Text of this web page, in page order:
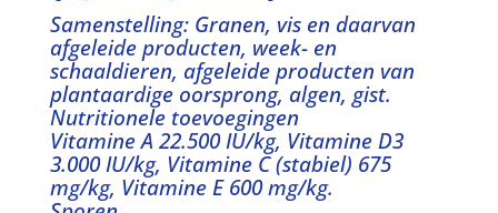
Samenstelling: Granen, vis en daarvan
afgeleide producten, week- en
schaaldieren, afgeleide producten van
plantaardige oorsprong, algen, gist.
Nutritionele toevoegingen
Vitamine A 22.500 IU/kg, Vitamine D3
3.000 IU/kg, Vitamine C (stabiel) 675
mg/kg, Vitamine E 600 mg/kg.